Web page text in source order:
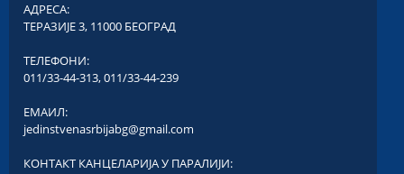
АДРЕСА:
ТЕРАЗИЈЕ 3, 11000 БЕОГРАД
ТЕЛЕФОНИ:
011/33-44-313,011/33-44-239
ЕМАИЛ:
jedinstvenasrbijabg@gmail.com
КОНТАКТ КАНЦЕЛАРИЈА У ПАРАЛИЈИ: